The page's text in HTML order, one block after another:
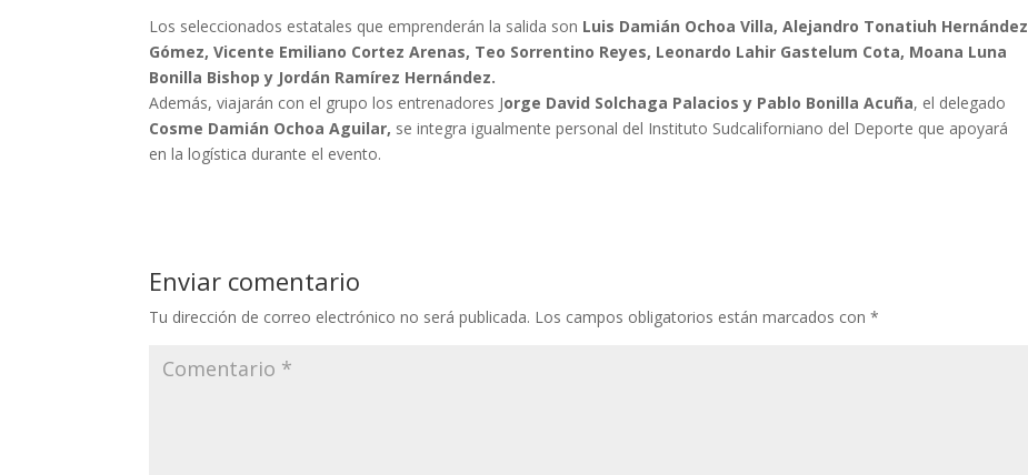
Los seleccionados estatales que emprenderán la salida son Luis Damián Ochoa Villa, Alejandro Tonatiuh Hernández
Gómez, Vicente Emiliano Cortez Arenas, Teo Sorrentino Reyes, Leonardo Lahir Gastelum Cota, Moana Luna
Bonilla Bishop y Jordán Ramírez Hernández.
Además, viajarán con el grupo los entrenadores Jorge David Solchaga Palacios y Pablo Bonilla Acuña, el delegado
Cosme Damián Ochoa Aguilar, se integra igualmente personal del Instituto Sudcaliforniano del Deporte que apoyará
en la logística durante el evento.
Enviar comentario
Tu dirección de correo electrónico no será publicada. Los campos obligatorios están marcados con*